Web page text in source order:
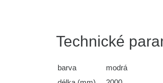
Technické
barva
modrá